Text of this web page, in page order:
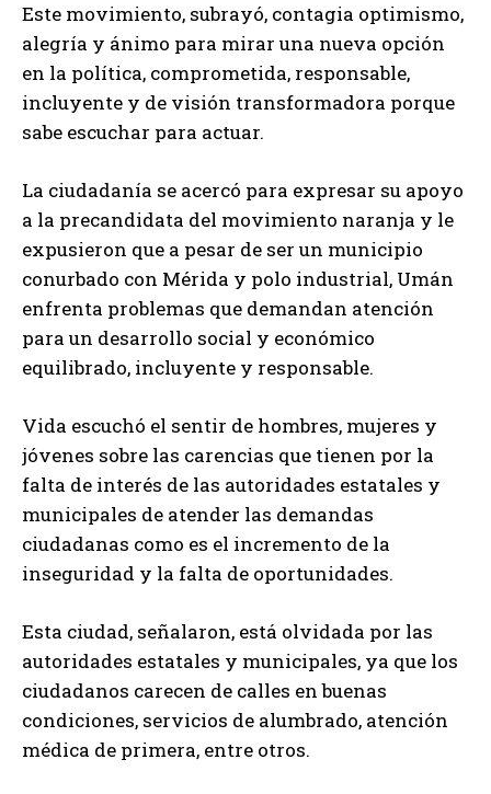
Este movimiento, subrayó, contagia optimismo,
alegría y ánimo para mirar una nueva opción
en la política, comprometida, responsable,
incluyente y de visión transformadora porque
sabe escuchar para actuar.
La ciudadanía se acercó para expresar su apoyo
a la precandidata del movimiento naranja y le
expusieron que a pesar de ser un municipio
conurbado con Mérida y polo industrial, Umán
enfrenta problemas que demandan atención
para un desarrollo social y económico
equilibrado, incluyente y responsable.
Vida escuchó el sentir de hombres, mujeres y
jóvenes sobre las carencias que tienen por la
falta de interés de las autoridades estatales y
municipales de atender las demandas
ciudadanas como es el incremento de la
inseguridad y la falta de oportunidades.
Esta ciudad, señalaron, está olvidada por las
autoridades estatales y municipales, ya que los
ciudadanos carecen de calles en buenas
condiciones, servicios de alumbrado, atención
médica de primera, entre otros.